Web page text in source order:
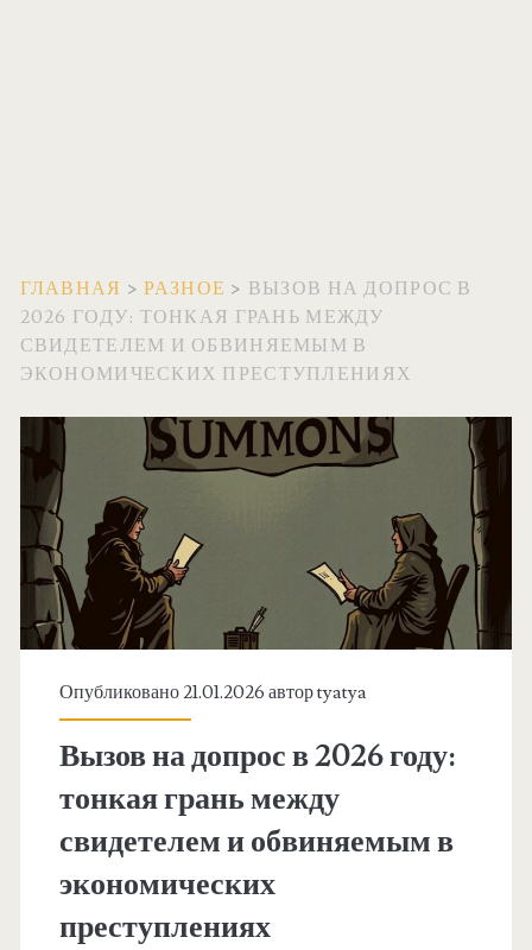
ГЛАВНАЯ >РАЗНОЕ > ВЫЗОВ НА ДОПРОС В
2026 ГОДУ: ТОНКАЯ ГРАНЬ МЕЖДУ
СВИДЕТЕЛЕМ И ОБВИНЯЕМЫМ В
ЭКОНОМИЧЕСКИХ ПРЕСТУПЛЕНИЯХ
Опубликовано 21.01.2026 авторtyatya
Вызов на допрос в 2026 году:
тонкая грань между
свидетелем и обвиняемым в
экономических
преступлениях